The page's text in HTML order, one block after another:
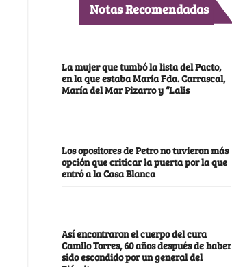
Notas Recomendadas
La mujer que tumbó la lista del Pacto,
en la que estaba María Fda. Carrascal,
María del Mar Pizarro y “Lalis
Los opositores de Petro no tuvieron más
opción que criticar la puerta por la que
entró a la Casa Blanca
Así encontraron el cuerpo del cura
Camilo Torres, 60 años después de haber
sido escondido por un general del